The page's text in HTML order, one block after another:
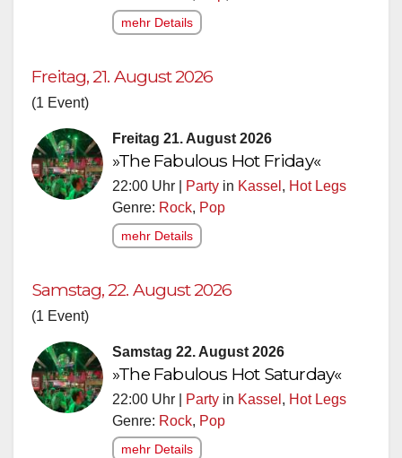
mehr Details
Freitag, 21. August 2026
(1 Event)
Freitag 21. August 2026
»The Fabulous Hot Friday«
22:00 Uhr | Party in Kassel , Hot Legs
Genre: Rock, Pop
mehr Details
Samstag, 22. August 2026
(1 Event)
Samstag 22. August 2026
»The Fabulous Hot Saturday«
22:00 Uhr | Party in Kassel , Hot Legs
Genre: Rock, Pop
mehr Details